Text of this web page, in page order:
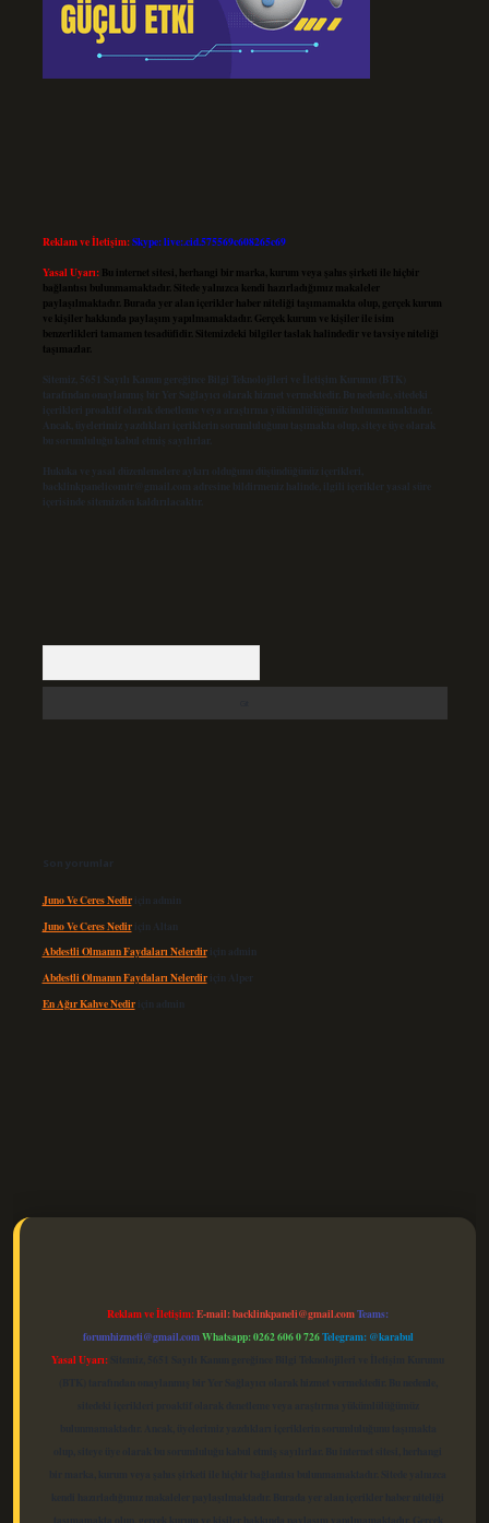
Reklam ve İletişim:Skype: live:.cid.575569c608265c69
Yasal Uyarı: Bu internet sitesi, herhangi bir marka, kurum veya şahıs şirketi ile hiçbir
bağlantısı bulunmamaktadır. Sitede yalnızca kendi hazırladığımız makaleler
paylaşılmaktadır. Burada yer alan içerikler haber niteliği taşımamakta olup, gerçek kurum
ve kişiler hakkında paylaşım yapılmamaktadır. Gerçek kurum ve kişiler ile isim
benzerlikleri tamamen tesadüfidir. Sitemizdeki bilgiler taslak halindedir ve tavsiye niteliği
taşımazlar.
Sitemiz, 5651 Sayılı Kanun gereğince Bilgi Teknolojileri ve İletişim Kurumu (BTK)
tarafından onaylanmış bir Yer Sağlayıcı olarak hizmet vermektedir. Bu nedenle, sitedeki
içerikleri proaktif olarak denetleme veya araştırma yükümlülüğümüz bulunmamaktadır.
Ancak, üyelerimiz yazdıkları içeriklerin sorumluluğunu taşımakta olup, siteye üye olarak
bu sorumluluğu kabul etmiş sayılırlar.
Hukuka ve yasal düzenlemelere aykırı olduğunu düşündüğünüz içerikleri,
backlinkpanelicomtr@gmail.com adresine bildirmeniz halinde, ilgili içerikler yasal süre
içerisinde sitemizden kaldırılacaktır.
Son yorumlar
Juno Ve Ceres Nediriçin admin
Juno Ve Ceres Nediriçin Altan
Abdestli Olmanın Faydaları Nelerdiriçin admin
Abdestli Olmanın Faydaları Nelerdiriçin Alper
En Ağır Kahve Nediriçin admin
Reklam ve İletişim:E-mail:backlinkpaneli@gmail.comTeams:
forumhizmeti@gmail.comWhatsapp: 0262 606 0 726Telegram: @karabul
Yasal Uyarı: